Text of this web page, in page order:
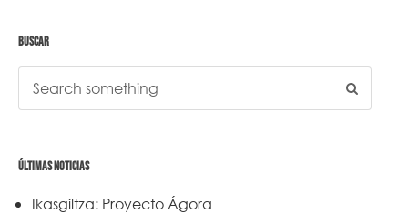
BUSCAR
ÚLTIMAS NOTICIAS
Ikasgiltza: Proyecto Ágora